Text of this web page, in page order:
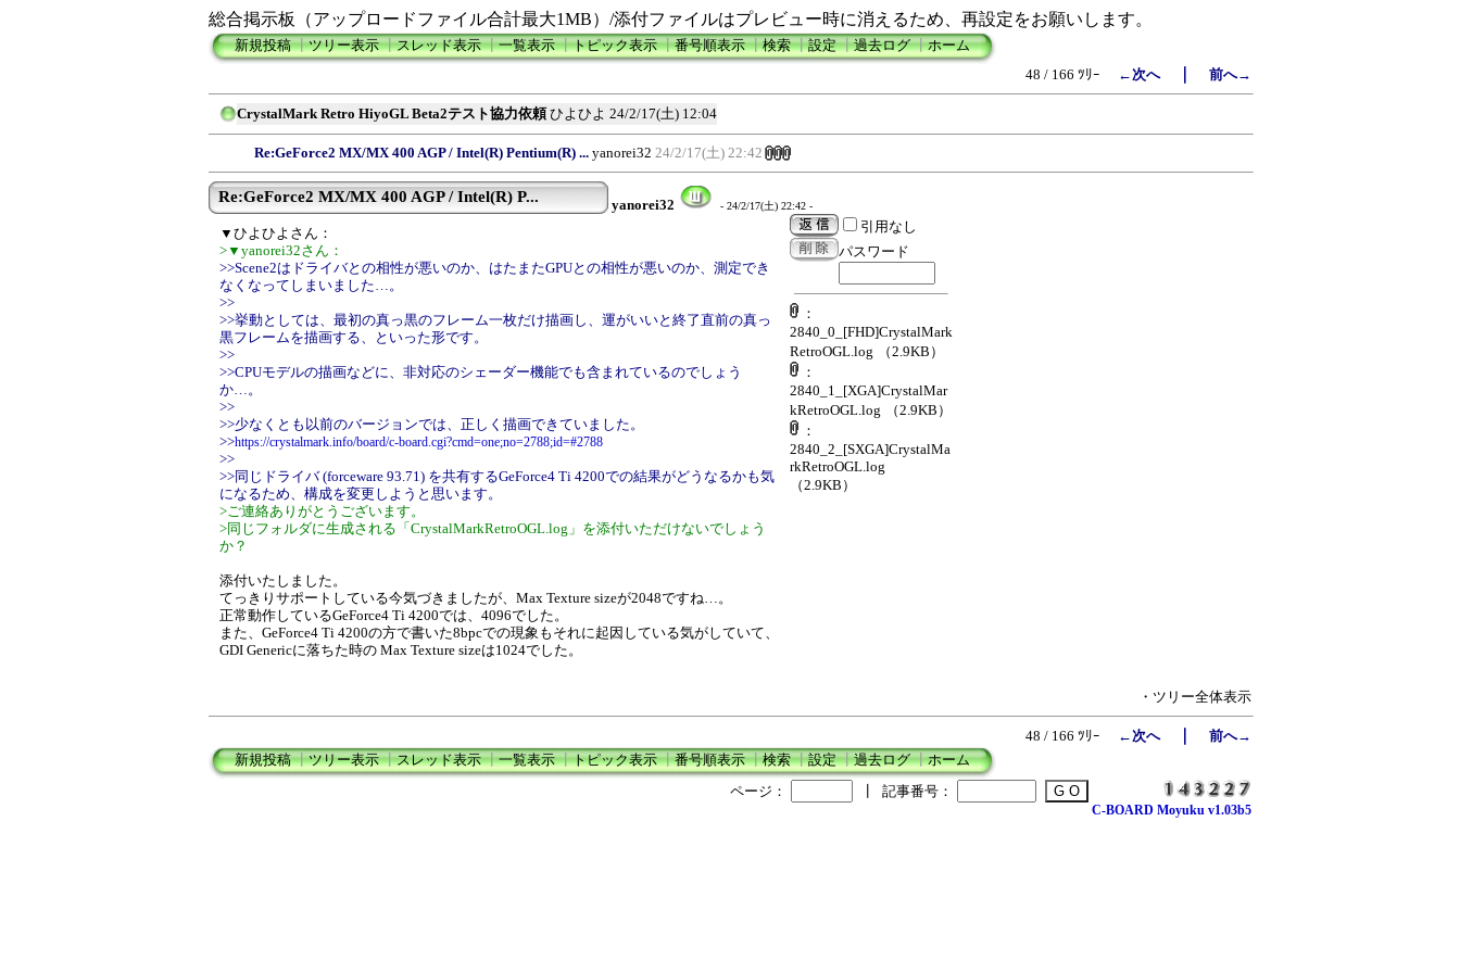
総合掲示板（アップロードファイル合計最大1MB）/添付ファイルはプレビュー時に消えるため、再設定をお願いします。
新規投稿┃ツリー表示┃スレッド表示┃一覧表示┃トピック表示┃番号順表示┃検索┃設定┃過去ログ┃ホーム
48 / 166 ﾂﾘｰ
←次へ｜ 前へ→
CrystalMark Retro HiyoGL Beta2テスト協力依頼 ひよひよ 24/2/17(土) 12:04
Re:GeForce2 MX/MX 400 AGP / Intel(R) Pentium(R) ... yanorei32 24/2/17(土) 22:42
Re:GeForce2 MX/MX 400 AGP / Intel(R) P... yanorei32 - 24/2/17(土) 22:42 -
▼ひよひよさん：
>▼yanorei32さん：
>>Scene2はドライバとの相性が悪いのか、はたまたGPUとの相性が悪いのか、測定でき
なくなってしまいました…。
>>
>>挙動としては、最初の真っ黒のフレーム一枚だけ描画し、運がいいと終了直前の真っ
黒フレームを描画する、といった形です。
>>
>>CPUモデルの描画などに、非対応のシェーダー機能でも含まれているのでしょう
か…。
>>
>>少なくとも以前のバージョンでは、正しく描画できていました。
>>https://crystalmark.info/board/c-board.cgi?cmd=one;no=2788;id=#2788
>>
>>同じドライバ (forceware 93.71) を共有するGeForce4 Ti 4200での結果がどうなるかも気
になるため、構成を変更しようと思います。
>ご連絡ありがとうございます。
>同じフォルダに生成される「CrystalMarkRetroOGL.log」を添付いただけないでしょう
か？
添付いたしました。
てっきりサポートしている今気づきましたが、Max Texture sizeが2048ですね…。
正常動作しているGeForce4 Ti 4200では、4096でした。
また、GeForce4 Ti 4200の方で書いた8bpcでの現象もそれに起因している気がしていて、
GDI Genericに落ちた時の Max Texture sizeは1024でした。
引用なし
パスワード
：
2840_0_[FHD]CrystalMark
RetroOGL.log
（2.9KB）
：
2840_1_[XGA]CrystalMar
kRetroOGL.log
（2.9KB）
：
2840_2_[SXGA]CrystalMa
rkRetroOGL.log
（2.9KB）
・ツリー全体表示
48 / 166 ﾂﾘｰ ←次へ｜ 前へ→
新規投稿┃ツリー表示┃スレッド表示┃一覧表示┃トピック表示┃番号順表示┃検索┃設定┃過去ログ┃ホーム
ページ：
記事番号：
C-BOARD Moyuku v1.03b5